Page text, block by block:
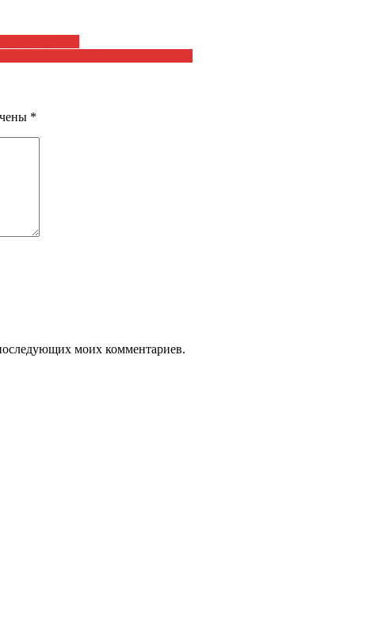
*
моих комментариев.